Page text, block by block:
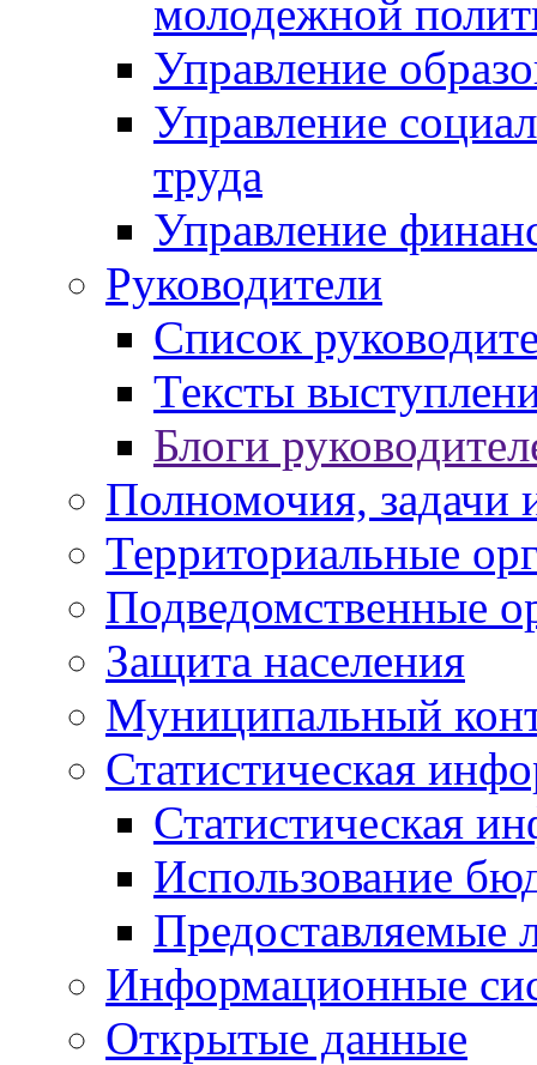
молодежной
Управление
Управление
труда
Управление
Руководители
Список
Тексты
Блоги
Полномочия, задачи
Территориальные
Подведомственные
Защита населения
Муниципальный
Статистическая
Статистическая
Использование
Предоставляемые
Информационные
Открытые данные